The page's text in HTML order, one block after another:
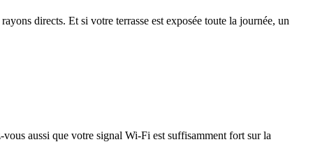
directs. Et si votre terrasse est exposée toute la journée, un
aussi que votre signal Wi-Fi est suffisamment fort sur la